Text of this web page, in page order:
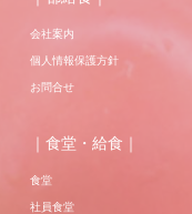
会社案内
個人情報保護方針
お問合せ
｜食堂・給食｜
食堂
社員食堂